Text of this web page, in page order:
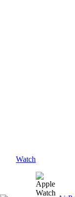
Watch